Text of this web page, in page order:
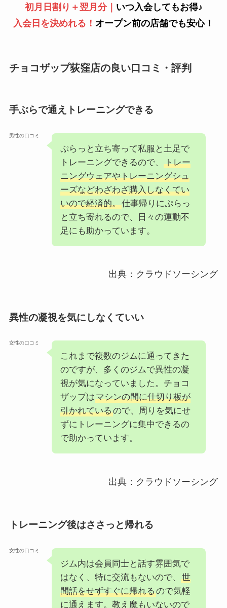
初月日割り＋翌月分｜ いつ入会してもお得♪
入会日を決めれる！ オープン前の店舗でも安心！
チョコザップ荻窪店の良い口コミ・評判
手ぶらで通えトレーニングできる
男性の口コミ
ぷらっと立ち寄って私服と土足で
トレーニングできるので、
トレー
ニングウェアやトレーニングシュ
ーズなどわざわざ購入しなくてい
いので経済的。仕事帰りにぷらっ
と立ち寄れるので、日々の運動不
足にも助かっています。
出典：クラウドソーシング
異性の凝視を気にしなくていい
女性の口コミ
これまで複数のジムに通ってきた
のですが、多くのジムで異性の凝
視が気になっていました。チョコ
ザップはマシンの間に仕切り板が
引かれているので、周りを気にせ
ずにトレーニングに集中できるの
で助かっています。
出典：クラウドソーシング
トレーニング後はささっと帰れる
女性の口コミ
ジム内は会員同士と話す雰囲気で
はなく、特に交流もないので、
世
間話をせずすぐに帰れるので気軽
に通えます。教え魔もいないので